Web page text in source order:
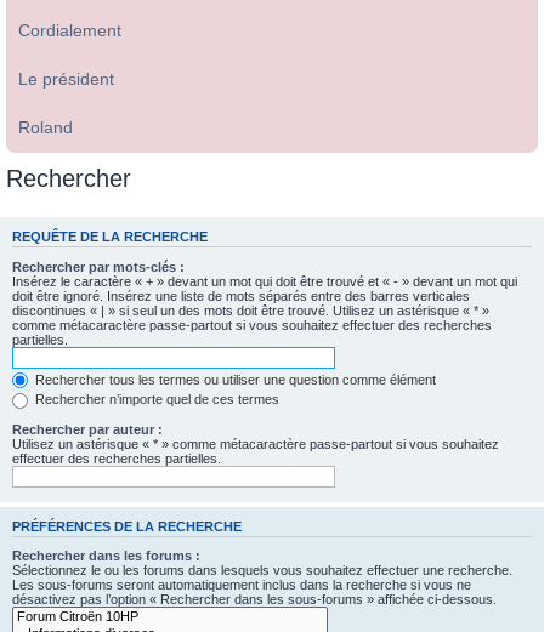
Cordialement
Le président
Roland
Rechercher
REQUÊTE DE LA RECHERCHE
Rechercher par mots-clés :
Insérez le caractère « + » devant un mot qui doit être trouvé et « - » devant un mot qui
doit être ignoré. Insérez une liste de mots séparés entre des barres verticales
discontinues « | » si seul un des mots doit être trouvé. Utilisez un astérisque « * »
comme métacaractère passe-partout si vous souhaitez effectuer des recherches
partielles.
Rechercher tous les termes ou utiliser une question comme élément
Rechercher n’importe quel de ces termes
Rechercher par auteur :
Utilisez un astérisque « * » comme métacaractère passe-partout si vous souhaitez
effectuer des recherches partielles.
PRÉFÉRENCES DE LA RECHERCHE
Rechercher dans les forums :
Sélectionnez le ou les forums dans lesquels vous souhaitez effectuer une recherche.
Les sous-forums seront automatiquement inclus dans la recherche si vous ne
désactivez pas l’option « Rechercher dans les sous-forums » affichée ci-dessous.